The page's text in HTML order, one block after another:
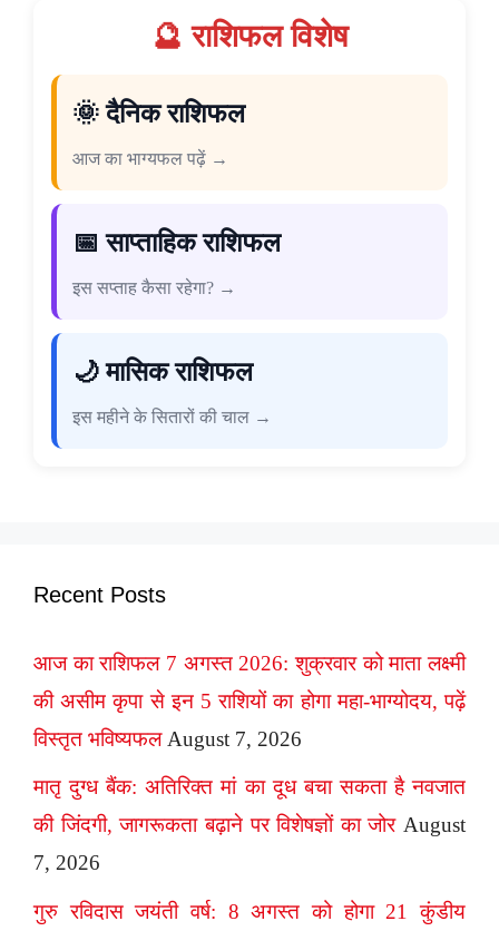
🔮 राशिफल विशेष
🌞 दैनिक राशिफल
आज का भाग्यफल पढ़ें →
📅 साप्ताहिक राशिफल
इस सप्ताह कैसा रहेगा? →
🌙 मासिक राशिफल
इस महीने के सितारों की चाल →
Recent Posts
आज का राशिफल 7 अगस्त 2026: शुक्रवार को माता लक्ष्मी
की असीम कृपा से इन 5 राशियों का होगा महा-भाग्योदय, पढ़ें
विस्तृत भविष्यफल August 7, 2026
मातृ दुग्ध बैंक: अतिरिक्त मां का दूध बचा सकता है नवजात
की जिंदगी, जागरूकता बढ़ाने पर विशेषज्ञों का जोर August
7, 2026
गुरु रविदास जयंती वर्ष: 8 अगस्त को होगा 21 कुंडीय